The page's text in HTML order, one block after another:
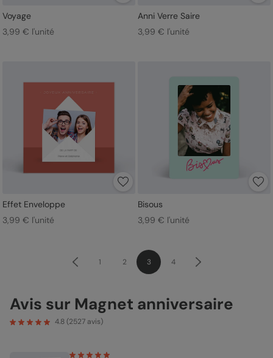
Voyage
3,99 € l'unité
Anni Verre Saire
3,99 € l'unité
Effet Enveloppe
3,99 € l'unité
Bisous
3,99 € l'unité
1 2 3 4
Avis sur Magnet anniversaire
4.8(2527 avis)